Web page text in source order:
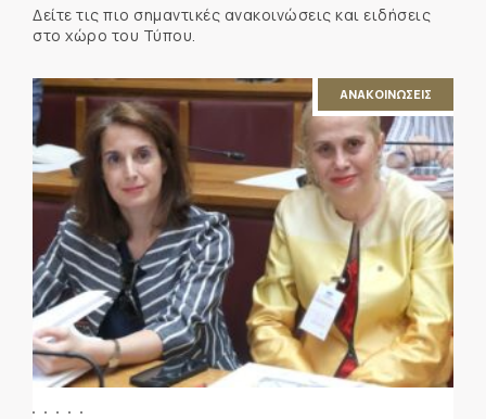
Δείτε τις πιο σημαντικές ανακοινώσεις και ειδήσεις
στο χώρο του Τύπου.
ΑΝΑΚΟΙΝΩΣΕΙΣ